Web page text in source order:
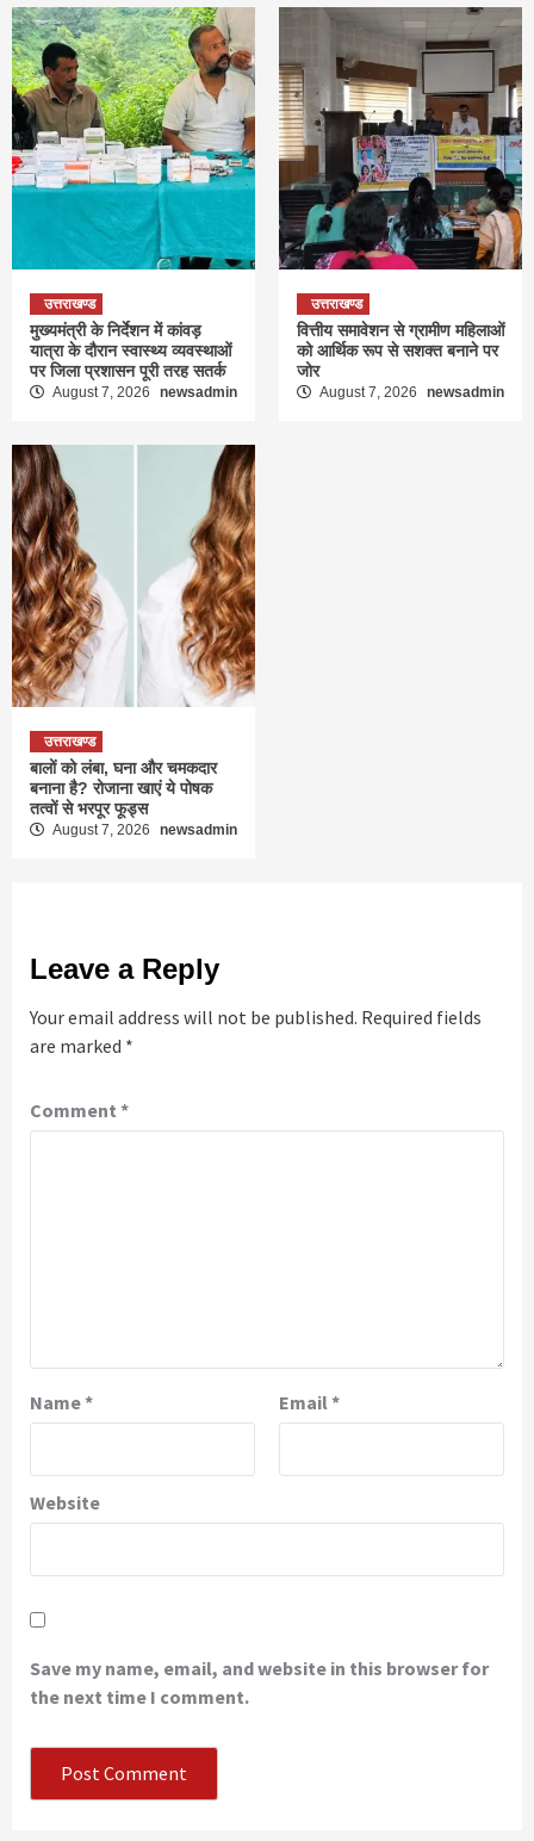
उत्तराखण्ड
मुख्यमंत्री के निर्देशन में कांवड़
यात्रा के दौरान स्वास्थ्य व्यवस्थाओं
पर जिला प्रशासन पूरी तरह सतर्क
August 7, 2026 newsadmin
उत्तराखण्ड
वित्तीय समावेशन से ग्रामीण महिलाओं
को आर्थिक रूप से सशक्त बनाने पर
जोर
August 7, 2026 newsadmin
उत्तराखण्ड
बालों को लंबा, घना और चमकदार
बनाना है? रोजाना खाएं ये पोषक
तत्वों से भरपूर फूड्स
August 7, 2026 newsadmin
Leave a Reply
Your email address will not be published. Required fields
are marked *
Comment *
Name* Email *
Website
Save my name, email, and website in this browser for
the next time I comment.